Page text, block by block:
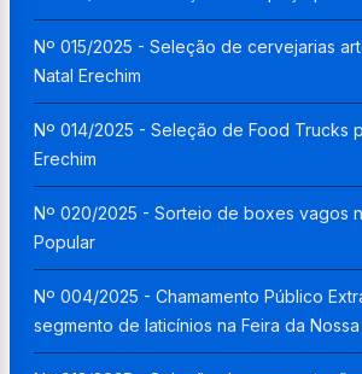
Nº 015/2025 - Seleção de cervejarias
Natal Erechim
Nº 014/2025 - Seleção de Food Trucks
Erechim
Nº 020/2025 - Sorteio de boxes vagos
Popular
Nº 004/2025 - Chamamento Público
segmento de laticínios na Feira da